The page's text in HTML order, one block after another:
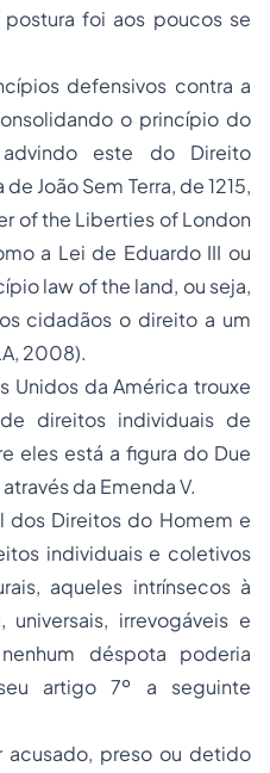
foi aos poucos se
defensivos contra a
o princípio do
este do Direito
João Sem Terra, de 1215,
of the Liberties of London
a Lei de Eduardo III ou
law of the land, ou seja,
cidadãos o direito a um
2008).
Unidos da América trouxe
direitos individuais de
eles está a figura do Due
da Emenda V.
dos Direitos do Homem e
individuais e coletivos
aqueles intrínsecos à
irrevogáveis e
déspota poderia
artigo 7º a seguinte
acusado, preso ou detido